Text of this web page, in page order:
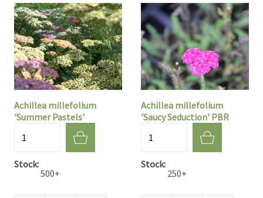
Achillea millefolium
'Summer Pastels'
Stock
500+
Achillea millefolium
'Saucy Seduction' PBR
Stock
250+